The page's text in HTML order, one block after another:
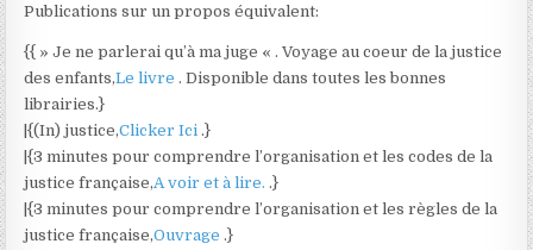
Publications sur un propos équivalent:
{{ » Je ne parlerai qu’à ma juge « . Voyage au coeur de la justice
des enfants,Le livre . Disponible dans toutes les bonnes
librairies.}
|{(In) justice,Clicker Ici .}
|{3 minutes pour comprendre l’organisation et les codes de la
justice française,A voir et à lire. .}
|{3 minutes pour comprendre l’organisation et les règles de la
justice française,Ouvrage .}